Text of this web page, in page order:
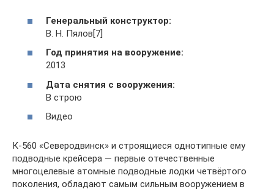
Генеральный конструктор:
В. Н. Пялов[7]
Год принятия на вооружение:
2013
Дата снятия с вооружения:
В строю
Видео
К-560 «Северодвинск» и строящиеся однотипные ему
подводные крейсера — первые отечественные
многоцелевые атомные подводные лодки четвёртого
поколения, обладают самым сильным вооружением в